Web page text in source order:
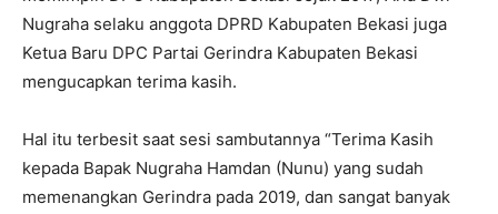
Nugraha selaku anggota DPRD Kabupaten Bekasi juga
Ketua Baru DPC Partai Gerindra Kabupaten Bekasi
mengucapkan terima kasih.
Hal itu terbesit saat sesi sambutannya “Terima Kasih
kepada Bapak Nugraha Hamdan (Nunu) yang sudah
memenangkan Gerindra pada 2019, dan sangat banyak